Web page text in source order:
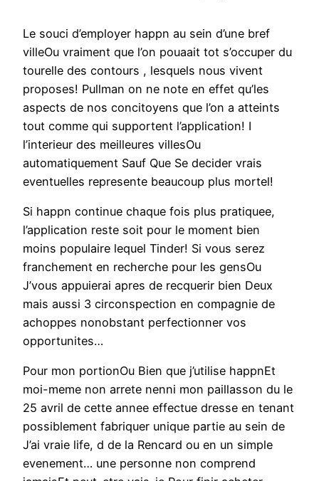
Le souci d’employer happn au sein d’une bref
villeOu vraiment que l’on pouaait tot s’occuper du
tourelle des contours , lesquels nous vivent
proposes! Pullman on ne note en effet qu’les
aspects de nos concitoyens que l’on a atteints
tout comme qui supportent l’application! I
l’interieur des meilleures villesOu
automatiquement Sauf Que Se decider vrais
eventuelles represente beaucoup plus mortel!
Si happn continue chaque fois plus pratiquee,
l’application reste soit pour le moment bien
moins populaire lequel Tinder! Si vous serez
franchement en recherche pour les gensOu
J’vous appuierai apres de recquerir bien Deux
mais aussi 3 circonspection en compagnie de
achoppes nonobstant perfectionner vos
opportunites…
Pour mon portionOu Bien que j’utilise happnEt
moi-meme non arrete nenni mon paillasson du le
25 avril de cette annee effectue dresse en tenant
possiblement fabriquer unique partie au sein de
J’ai vraie life, d de la Rencard ou en un simple
evenement… une personne non comprend